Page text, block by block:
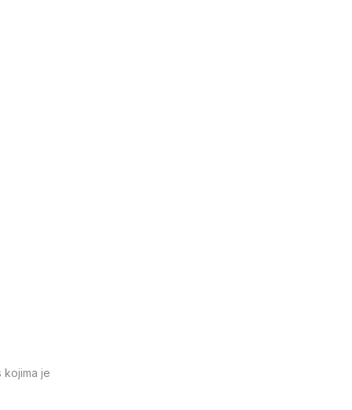
kojima je